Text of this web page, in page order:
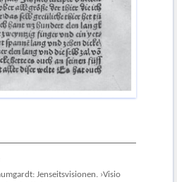
Jenseitsvisionen. ›Visio